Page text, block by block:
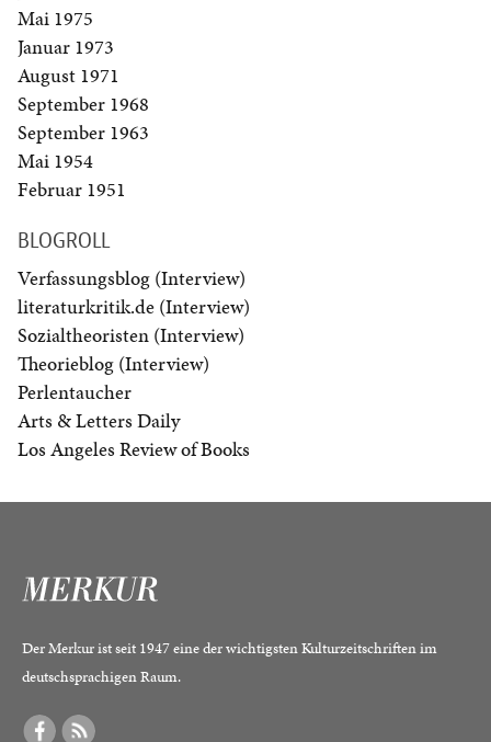
Mai 1975
Januar 1973
August 1971
September 1968
September 1963
Mai 1954
Februar 1951
BLOGROLL
Verfassungsblog (Interview)
literaturkritik.de (Interview)
Sozialtheoristen (Interview)
Theorieblog (Interview)
Perlentaucher
Arts & Letters Daily
Los Angeles Review of Books
Der Merkur ist seit 1947 eine der wichtigsten Kulturzeitschriften im
deutschsprachigen Raum.